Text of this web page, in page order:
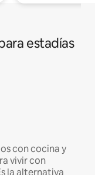
estadías
con cocina y
vivir con
la alternativa